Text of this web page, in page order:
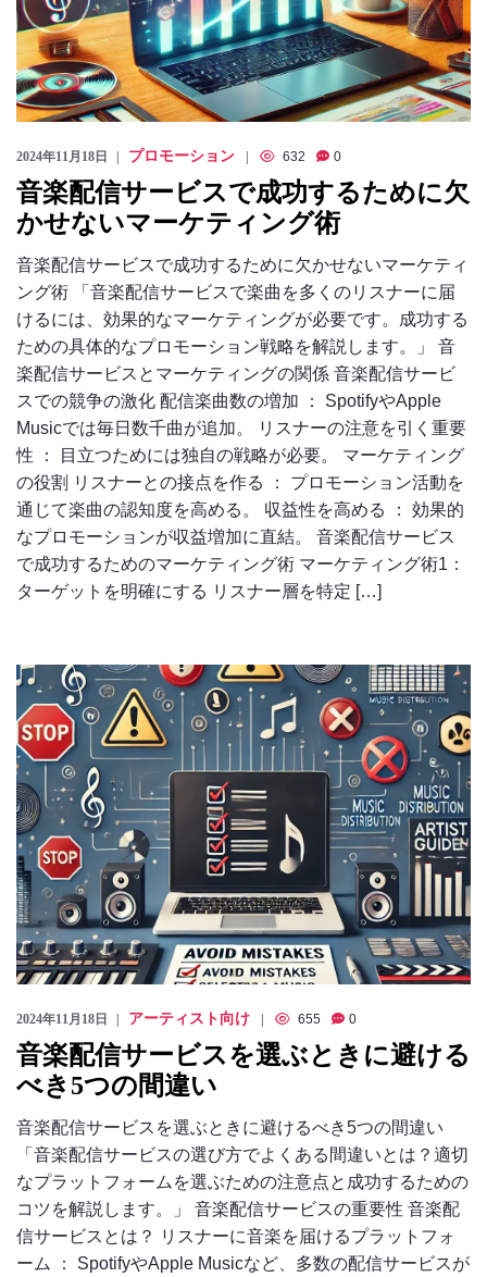
2024年11月18日 プロモーション 632 0
音楽配信サービスで成功するために欠
かせないマーケティング術
音楽配信サービスで成功するために欠かせないマーケティ
ング術 「音楽配信サービスで楽曲を多くのリスナーに届
けるには、効果的なマーケティングが必要です。成功する
ための具体的なプロモーション戦略を解説します。」 音
楽配信サービスとマーケティングの関係 音楽配信サービ
スでの競争の激化 配信楽曲数の増加 ： SpotifyやApple
Musicでは毎日数千曲が追加。 リスナーの注意を引く重要
性 ： 目立つためには独自の戦略が必要。 マーケティング
の役割 リスナーとの接点を作る ： プロモーション活動を
通じて楽曲の認知度を高める。 収益性を高める ： 効果的
なプロモーションが収益増加に直結。 音楽配信サービス
で成功するためのマーケティング術 マーケティング術1：
ターゲットを明確にする リスナー層を特定 […]
2024年11月18日 アーティスト向け 655 0
音楽配信サービスを選ぶときに避ける
べき5つの間違い
音楽配信サービスを選ぶときに避けるべき5つの間違い
「音楽配信サービスの選び方でよくある間違いとは？適切
なプラットフォームを選ぶための注意点と成功するための
コツを解説します。」 音楽配信サービスの重要性 音楽配
信サービスとは？ リスナーに音楽を届けるプラットフォ
ーム ： SpotifyやApple Musicなど、多数の配信サービスが